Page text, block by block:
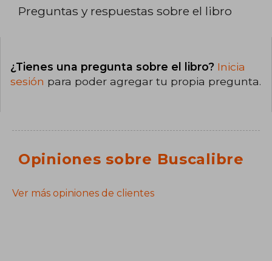
Preguntas y respuestas sobre el libro
¿Tienes una pregunta sobre el libro? Inicia
sesión para poder agregar tu propia pregunta.
Opiniones sobre Buscalibre
Ver más opiniones de clientes